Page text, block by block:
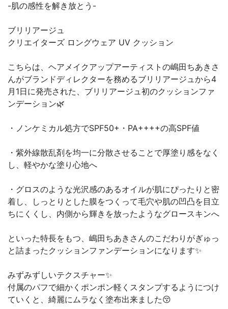
-肌の感性を解き放とう-
ブリリアージュ
クリエイターズ ロングウェア UV クッション
こちらは、ヘアメイクアップアーティストの嶋田ちあきさ
んがブランドディレクターを務めるブリリアージュから4
月1日に発売された、ブリリアージュ初のクッションファ
ンデーション🌿
・ノンケミカル処方でSPF50+・PA++++の高SPF値
・紫外線散乱剤を均一に分散させることで厚塗り感をなく
し、軽やかな塗り心地へ
・グロスのような光沢感のあるオイルが肌にぴったりと密
着し、しっとりとした膜をつくって毛穴や肌の凹凸を目立
ちにくくし、内側から輝きを放ったようなグロースキンへ
といった特長をもつ、嶋田ちあきさんのこだわりがぎゅっ
と詰まったクッションファンデーションになります✨
みずみずしいテクスチャー✨
付属のパフで細かくポンポン軽くスタンプするようにつけ
ていくと、綺麗にムラなく塗布出来ました😚